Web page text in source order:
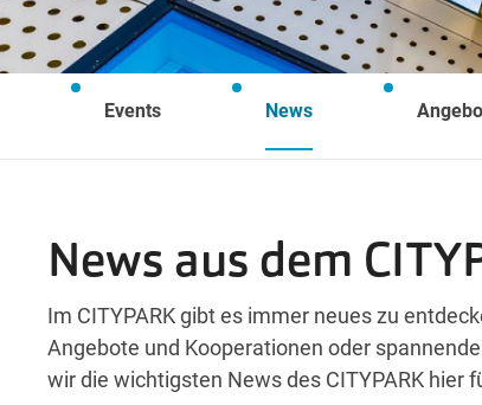
Events News
News aus dem
Im CITYPARK gibt es immer neues zu
Angebote und Kooperationen oder
wir die wichtigsten News des CITYPARK hier